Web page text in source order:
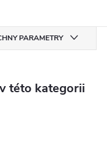
PARAMETRY
této kategorii